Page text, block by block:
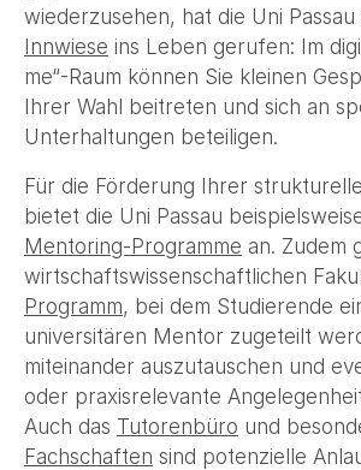
wiederzusehen, hat die Uni Passau
Innwiese ins Leben gerufen: Im
me“-Raum können Sie kleinen
Ihrer Wahl beitreten und sich an
Unterhaltungen beteiligen.
Für die Förderung Ihrer
bietet die Uni Passau
Mentoring-Programme an. Zudem
wirtschaftswissenschaftlichen
Programm, bei dem Studierende
universitären Mentor zugeteilt
miteinander auszutauschen und
oder praxisrelevante
Auch das Tutorenbüro und
Fachschaften sind potenzielle